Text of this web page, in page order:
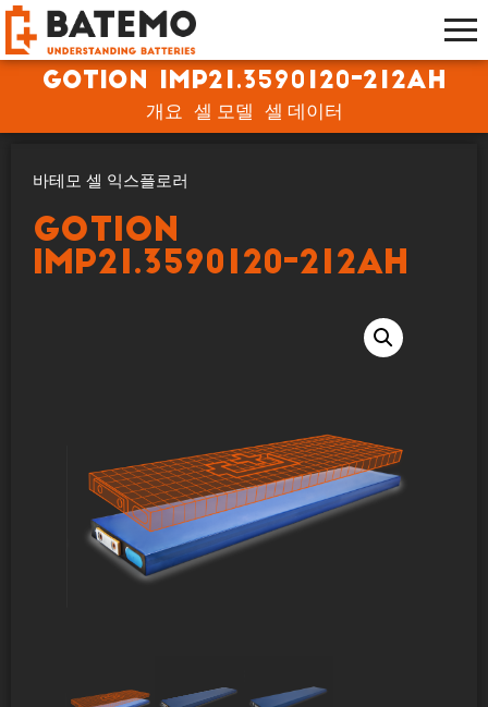
Gotion IMP21.3590120-212Ah
개요 셀 모델 셀 데이터
바테모 셀 익스플로러
Gotion
IMP21.3590120-212Ah